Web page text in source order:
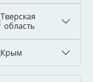
Тверская
область
Крым